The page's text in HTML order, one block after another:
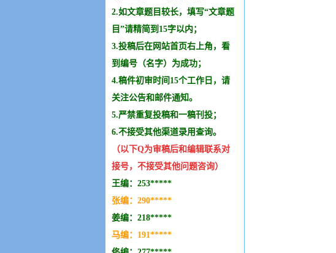
2.如文章题目较长，填写“文章题
目”请精简到15字以内；
3.投稿后在网站首页右上角，看
到编号（名字）为成功；
4.稿件初审时间15个工作日，请
关注公告和邮件通知。
5.严禁重复投稿和一稿刊投；
6.不接受其他渠道录用查询。
（以下Q为审稿后和编辑联系对
接号，不接受其他问题咨询）
王编：253*****
张编：290*****
姜编：218*****
马编：191*****